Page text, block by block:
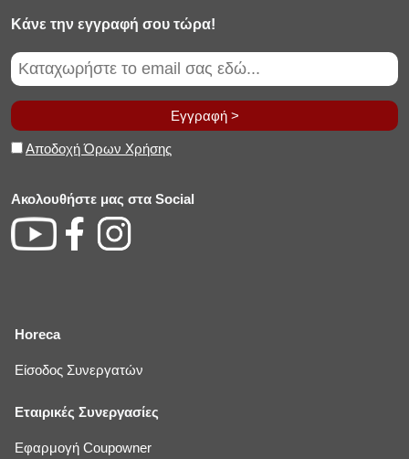
Κάνε την εγγραφή σου τώρα!
Εγγραφή >
Αποδοχή Όρων Χρήσης
Ακολουθήστε μας στα Social
Horeca
Είσοδος Συνεργατών
Εταιρικές Συνεργασίες
Εφαρμογή Coupowner